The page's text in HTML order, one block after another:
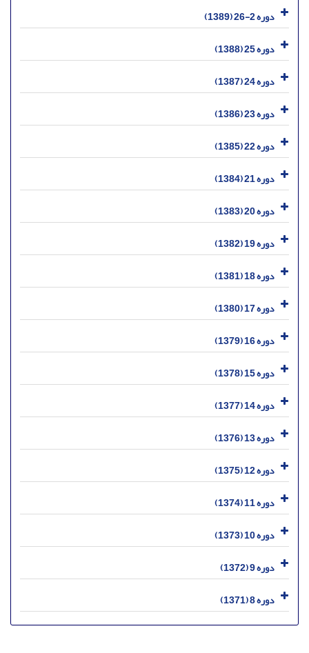
دوره 2-26 (1389)
دوره 25 (1388)
دوره 24 (1387)
دوره 23 (1386)
دوره 22 (1385)
دوره 21 (1384)
دوره 20 (1383)
دوره 19 (1382)
دوره 18 (1381)
دوره 17 (1380)
دوره 16 (1379)
دوره 15 (1378)
دوره 14 (1377)
دوره 13 (1376)
دوره 12 (1375)
دوره 11 (1374)
دوره 10 (1373)
دوره 9 (1372)
دوره 8 (1371)